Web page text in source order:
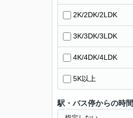
2K/2DK/2LDK
3K/3DK/3LDK
4K/4DK/4LDK
5K以上
駅・バス停からの時間